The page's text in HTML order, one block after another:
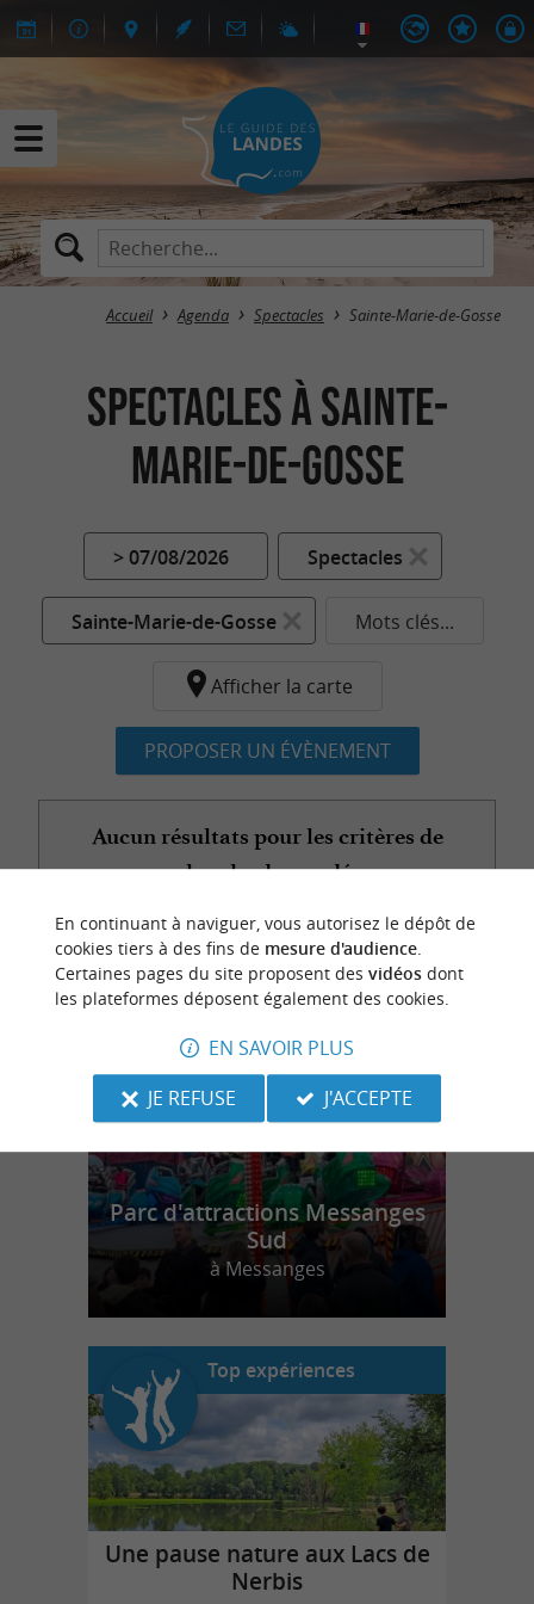
Accueil Agenda Spectacles Sainte-Marie-de-Gosse
Spectacles à Sainte-
Marie-de-Gosse
> 07/08/2026 Spectacles
Sainte-Marie-de-Gosse Mots clés...
Afficher la carte
PROPOSER UN ÉVÈNEMENT
Aucun résultats pour les critères de
recherche demandés...
n
o
t
r
e
c
o
u
p
d
e
c
o
e
u
r
Parc d'attractions Messanges
Sud
à Messanges
Top expériences
Une pause nature aux Lacs de
Nerbis
En continuant à naviguer, vous autorisez le dépôt de
cookies tiers à des fins de mesure d'audience.
Certaines pages du site proposent des vidéosdont
les plateformes déposent également des cookies.
EN SAVOIR PLUS
JE REFUSE
J'ACCEPTE